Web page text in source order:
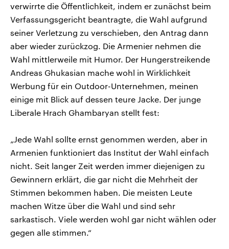
verwirrte die Öffentlichkeit, indem er zunächst beim
Verfassungsgericht beantragte, die Wahl aufgrund
seiner Verletzung zu verschieben, den Antrag dann
aber wieder zurückzog. Die Armenier nehmen die
Wahl mittlerweile mit Humor. Der Hungerstreikende
Andreas Ghukasian mache wohl in Wirklichkeit
Werbung für ein Outdoor-Unternehmen, meinen
einige mit Blick auf dessen teure Jacke. Der junge
Liberale Hrach Ghambaryan stellt fest:
„Jede Wahl sollte ernst genommen werden, aber in
Armenien funktioniert das Institut der Wahl einfach
nicht. Seit langer Zeit werden immer diejenigen zu
Gewinnern erklärt, die gar nicht die Mehrheit der
Stimmen bekommen haben. Die meisten Leute
machen Witze über die Wahl und sind sehr
sarkastisch. Viele werden wohl gar nicht wählen oder
gegen alle stimmen.“